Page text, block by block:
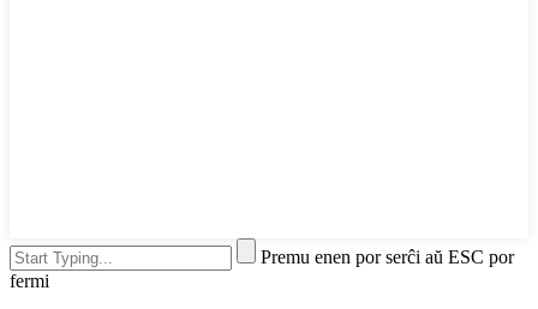
Premu enen por serĉi aŭ ESC por
fermi